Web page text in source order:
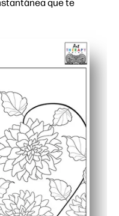
que te
y coloree para
mantienen las manos
use crayones,